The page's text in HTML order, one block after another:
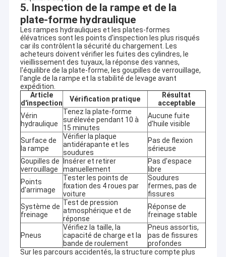
A propos de nous
Visite d'usine
Contrôle de la qualité
Contact
nouvelles
Tous les cas
Camions utilisés de Howo
Le camion à ordures Howo
Camion tracteur HOWO
Camion de mélangeur concret de Howo
5. Inspection de la rampe et de la
plate-forme hydraulique
Les rampes hydrauliques et les plates-formes
élévatrices sont les points d'inspection les plus risqués
car ils contrôlent la sécurité du chargement. Les
acheteurs doivent vérifier les fuites des cylindres, le
vieillissement des tuyaux, la réponse des vannes,
l'équilibre de la plate-forme, les goupilles de verrouillage,
l'angle de la rampe et la stabilité de levage avant
expédition.
Article
d'inspection
Vérification pratique
Résultat
acceptable
Vérin
hydraulique
Tenez la plate-forme
surélevée pendant 10 à
15 minutes
Aucune fuite
d'huile visible
Surface de
la rampe
Vérifier la plaque
antidérapante et les
soudures
Pas de flexion
sérieuse
Goupilles de
verrouillage
Insérer et retirer
manuellement
Pas d'espace
libre
Points
d'arrimage
Tester les points de
fixation des 4 roues par
voiture
Soudures
fermes, pas de
fissures
Système de
freinage
Test de pression
atmosphérique et de
réponse
Réponse de
freinage stable
Pneus
Vérifiez la taille, la
capacité de charge et la
bande de roulement
Pneus assortis,
pas de fissures
profondes
Sur les parcours accidentés, la structure compte plus
basé en Chine axé sur les camions HOWO rénovés, les semi-
remorques, les voitures d'occasion, les véhicules électriques et
les véhicules utilitaires pour l'Afrique et d'autres marchés en
développement.La société aide les acheteurs étrangers avec
l'approvisionnement en véhicules, inspection des camions,
confirmation de rénovation, documentation d'exportation,
coordination des expéditions, fourniture de pièces détachées et
soutien technique.
Vue d'ensemble de la société
Qingdao Alston Motors Co., Ltd a été créée en 2003 et a acquis
une longue expérience dans l'exportation de véhicules
utilitaires, la rénovation de camions usagés, la fourniture de
semi-remorques,et l'approvisionnement en équipements de
transport.
L'entreprise dessert des entrepreneurs, des exploitants de
flottes, des sociétés minières, des fournisseurs de
construction, des distributeurs de carburant, des sociétés de
logistique, des concessionnaires de véhicules,et les acheteurs
de projets d'infrastructure qui ont besoin de véhicules durables
et maintenables pour des conditions de travail exigeantes.
Qingdao Alston Motors se concentre sur l'équipement de
transport pratique plutôt que sur la rénovation de
l'apparence.Performance de la boîte de vitesses, l'intégrité du
châssis, la résistance de l'essieu, la fonction hydraulique, la
fiabilité du freinage, l'état des pneus, la disponibilité de pièces
de rechange et la valeur de fonctionnement à long terme.
Les principaux domaines d'application sont le transport minier,
la construction routière, le transport d'agrégats, le transport de